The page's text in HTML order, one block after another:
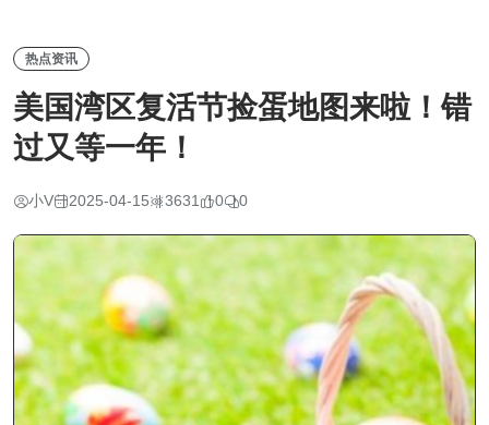
热点资讯
美国湾区复活节捡蛋地图来啦！错
过又等一年！
小V 2025-04-15 3631 0 0